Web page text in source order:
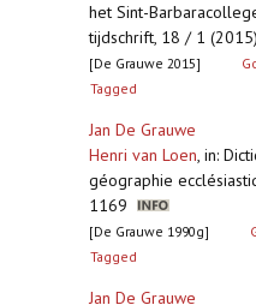
het Sint-
tijdschrift, 18 / 1
[De Grauwe 2015]
Tagged
Jan De Grauwe
Henri van Loen, in:
géographie
1169
[De Grauwe 1990g]
Tagged
Jan De Grauwe